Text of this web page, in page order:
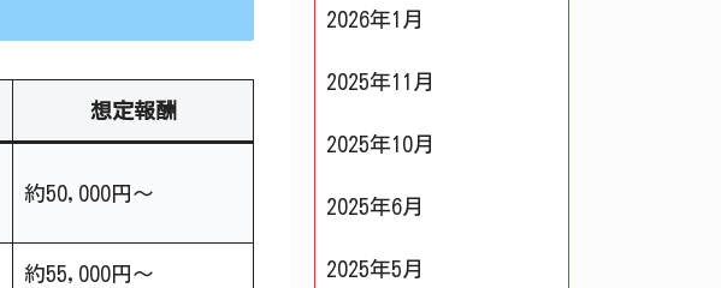
想定報酬
約50,000円～
約55,000円～
2026年1月
2025年11月
2025年10月
2025年6月
2025年5月